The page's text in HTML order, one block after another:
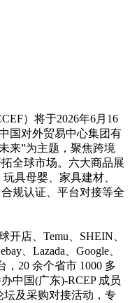
）将于2026年6月16
国对外贸易中心集团有
来”为主题，聚焦跨境
全球市场‌。‌六大商品展
具母婴、家具建材、
规认证、平台对接等全
店、Temu、SHEIN、
、Lazada、Google、
20 余个省市 1000 多
中国(广东)-RCEP 成员
坛及采购对接活动，专